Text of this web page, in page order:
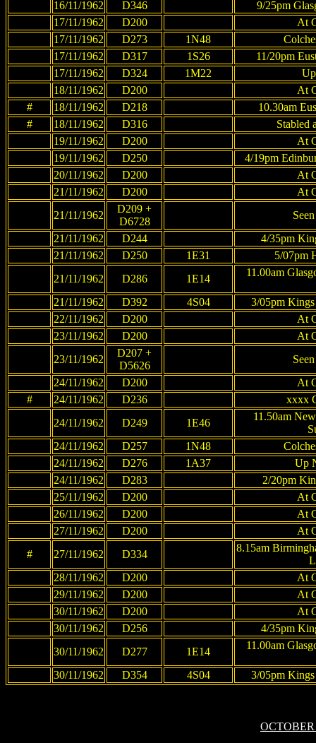
16/11/1962 D346
9/25pm
17/11/1962
D200
At
17/11/1962
D273 1N48
17/11/1962
D317 1S26
11/20pm
17/11/1962
D324 1M22
18/11/1962
D200
At
#
18/11/1962 D218
10.30am
#
18/11/1962 D316
Stabled
19/11/1962
D200
At
19/11/1962
D250
4/19pm
20/11/1962
D200
At
21/11/1962
D200
At
21/11/1962
D209 +
D6728
21/11/1962
D244
4/35pm
21/11/1962
D250 1E31
5/07pm
21/11/1962
D286 1E14
11.00am
21/11/1962 D392 4S04
3/05pm
22/11/1962
D200
At
23/11/1962
D200
At
23/11/1962
D207 +
D5626
24/11/1962
D200
At
#
24/11/1962 D236
xxxx
24/11/1962
D249 1E46
11.50am
24/11/1962
D257 1N48
24/11/1962
D276 1A37
Up
24/11/1962
D283
2/20pm
25/11/1962
D200
At
26/11/1962
D200
At
27/11/1962
D200
At
#
27/11/1962 D334
8.15am
28/11/1962
D200
At
29/11/1962
D200
At
30/11/1962
D200
At
30/11/1962
D256
4/35pm
30/11/1962
D277 1E14
11.00am
30/11/1962 D354 4S04 3/05pm
OCTOBER